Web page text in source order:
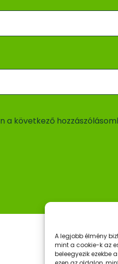
A legjobb élmény
mint a cookie-k az
beleegyezik ezekbe
következő